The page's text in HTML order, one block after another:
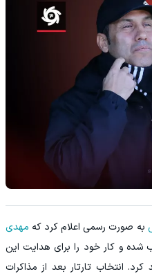
به صورت رسمی اعلام کرد که مهدی
شده و کار خود را برای هدایت این
کرد. انتخاب تارتار بعد از مذاکرات